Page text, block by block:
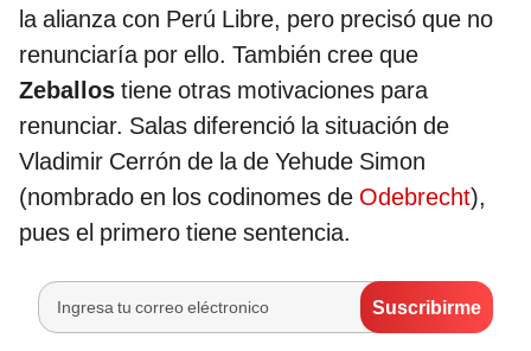
la alianza con Perú Libre, pero precisó que no
renunciaría por ello. También cree que
Zeballos tiene otras motivaciones para
renunciar. Salas diferenció la situación de
Vladimir Cerrón de la de Yehude Simon
(nombrado en los codinomes de Odebrecht),
pues el primero tiene sentencia.